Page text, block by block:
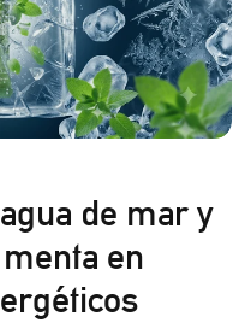
de mar y
en